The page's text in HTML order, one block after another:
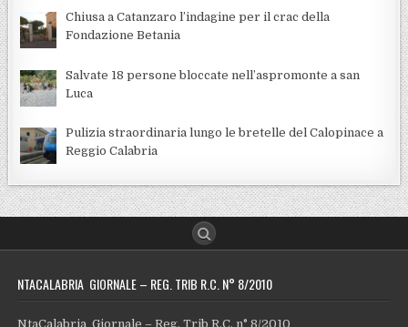
Chiusa a Catanzaro l’indagine per il crac della
Fondazione Betania
Salvate 18 persone bloccate nell’aspromonte a san
Luca
Pulizia straordinaria lungo le bretelle del Calopinace a
Reggio Calabria
NTACALABRIA GIORNALE – REG. TRIB R.C. N° 8/2010
NtaCalabria Giornale – Reg. Trib R.C. n° 8/2010